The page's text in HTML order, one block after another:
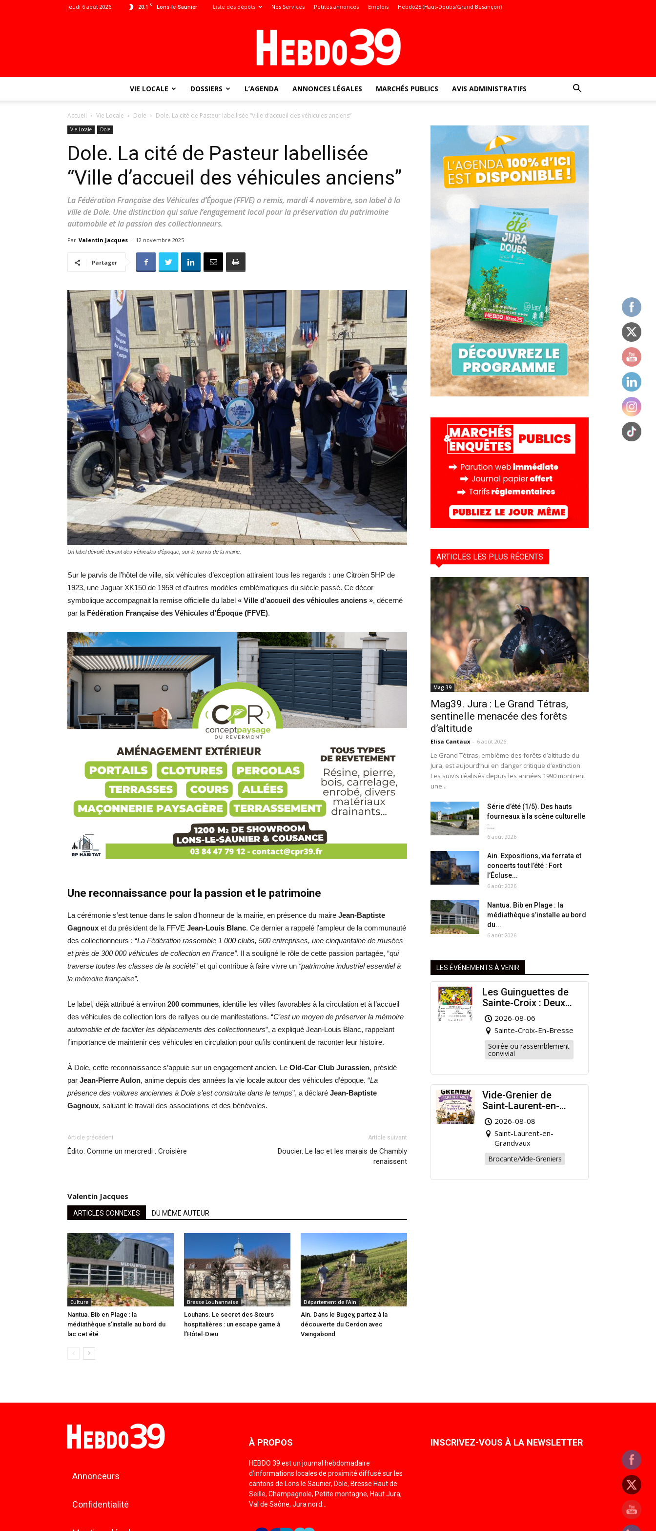
20.1 C Lons-le-Saunier
jeudi 6 août 2026 Liste des dépôts Nos Services Petites annonces Emplois Hebdo25 (Haut-Doubs/Grand Besançon)
l'info
locale
–
Hebdo39
VIE LOCALE DOSSIERS L’AGENDA ANNONCES LÉGALES MARCHÉS PUBLICS AVIS ADMINISTRATIFS
Accueil Vie Locale Dole Dole. La cité de Pasteur labellisée “Ville d’accueil des véhicules anciens”
Vie Locale Dole
Dole. La cité de Pasteur labellisée
“Ville d’accueil des véhicules anciens”
La Fédération Française des Véhicules d’Époque (FFVE) a remis, mardi 4 novembre, son label à la
ville de Dole. Une distinction qui salue l’engagement local pour la préservation du patrimoine
automobile et la passion des collectionneurs.
Par Valentin Jacques - 12 novembre 2025
Partager
Un label dévoilé devant des véhicules d'époque, sur le parvis de la mairie.
Sur le parvis de l’hôtel de ville, six véhicules d’exception attiraient tous les regards : une Citroën 5HP de
1923, une Jaguar XK150 de 1959 et d’autres modèles emblématiques du siècle passé. Ce décor
symbolique accompagnait la remise officielle du label « Ville d’accueil des véhicules anciens », décerné
par la Fédération Française des Véhicules d’Époque (FFVE).
Une reconnaissance pour la passion et le patrimoine
La cérémonie s’est tenue dans le salon d’honneur de la mairie, en présence du maire Jean-Baptiste
Gagnoux et du président de la FFVE Jean-Louis Blanc. Ce dernier a rappelé l’ampleur de la communauté
des collectionneurs : “La Fédération rassemble 1 000 clubs, 500 entreprises, une cinquantaine de musées
et près de 300 000 véhicules de collection en France”. Il a souligné le rôle de cette passion partagée, “qui
traverse toutes les classes de la société” et qui contribue à faire vivre un “patrimoine industriel essentiel à
la mémoire française”.
Le label, déjà attribué à environ 200 communes, identifie les villes favorables à la circulation et à l’accueil
des véhicules de collection lors de rallyes ou de manifestations. “C’est un moyen de préserver la mémoire
automobile et de faciliter les déplacements des collectionneurs”, a expliqué Jean-Louis Blanc, rappelant
l’importance de maintenir ces véhicules en circulation pour qu’ils continuent de raconter leur histoire.
À Dole, cette reconnaissance s’appuie sur un engagement ancien. Le Old-Car Club Jurassien, présidé
par Jean-Pierre Aulon, anime depuis des années la vie locale autour des véhicules d’époque. “La
présence des voitures anciennes à Dole s’est construite dans le temps”, a déclaré Jean-Baptiste
Gagnoux, saluant le travail des associations et des bénévoles.
Article précédent
Édito. Comme un mercredi : Croisière
Article suivant
Doucier. Le lac et les marais de Chambly
renaissent
Valentin Jacques
ARTICLES CONNEXES DU MÊME AUTEUR
Culture
Nantua. Bib en Plage : la
médiathèque s’installe au bord du
lac cet été
Bresse Louhannaise
Louhans. Le secret des Sœurs
hospitalières : un escape game à
l’Hôtel-Dieu
Département de l'Ain
Ain. Dans le Bugey, partez à la
découverte du Cerdon avec
Vaingabond
ARTICLES LES PLUS RÉCENTS
Mag 39
Mag39. Jura : Le Grand Tétras,
sentinelle menacée des forêts
d’altitude
Elisa Cantaux - 6 août 2026
Le Grand Tétras, emblème des forêts d’altitude du
Jura, est aujourd’hui en danger critique d’extinction.
Les suivis réalisés depuis les années 1990 montrent
une...
Série d’été (1/5). Des hauts
fourneaux à la scène culturelle
:...
6 août 2026
Ain. Expositions, via ferrata et
concerts tout l’été : Fort
l’Écluse...
6 août 2026
Nantua. Bib en Plage : la
médiathèque s’installe au bord
du...
6 août 2026
LES ÉVÉNEMENTS À VENIR
Les Guinguettes de
Sainte-Croix : Deux
Rendez-vous
Dansants pour
Prolonger l’Été !
2026-08-06
Sainte-Croix-En-Bresse
Soirée ou rassemblement
convivial
Vide-Grenier de
Saint-Laurent-en-
Grandvaux : Venez
chiner pour la bonne
cause !
2026-08-08
Saint-Laurent-en-
Grandvaux
Brocante/Vide-Greniers